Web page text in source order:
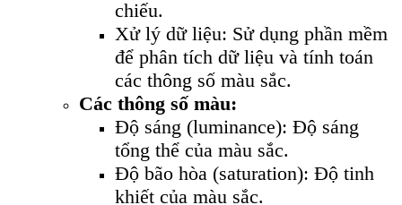
chiếu.
Xử lý dữ liệu: Sử dụng phần mềm
để phân tích dữ liệu và tính toán
các thông số màu sắc.
Các thông số màu:
Độ sáng (luminance): Độ sáng
tổng thể của màu sắc.
Độ bão hòa (saturation): Độ tinh
khiết của màu sắc.